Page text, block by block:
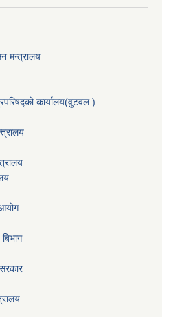
मन्त्रालय
कार्यालय(वुटवल )